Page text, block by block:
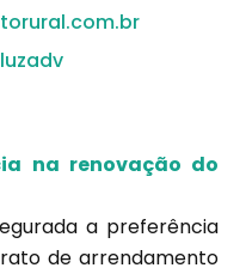
na renovação do
a preferência
de arrendamento